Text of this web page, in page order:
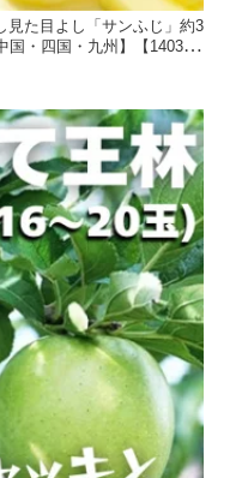
見た目よし「サンふじ」約3
国・四国・九州】【140310